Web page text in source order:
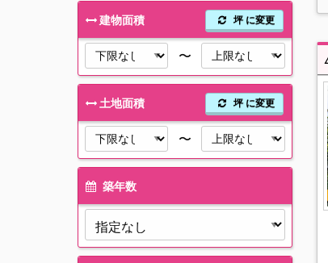
建物面積 坪 に変更
〜
土地面積 坪 に変更
〜
築年数